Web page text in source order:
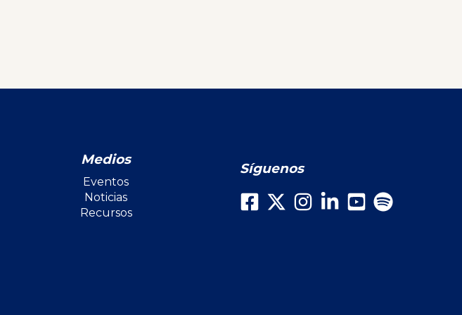
Medios
Eventos
Noticias
Recursos
Síguenos